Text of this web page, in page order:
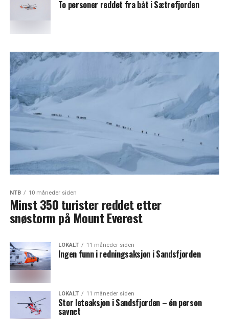
To personer reddet fra båt i Sætrefjorden
NTB 10 måneder siden
Minst 350 turister reddet etter
snøstorm på Mount Everest
LOKALT 11 måneder siden
Ingen funn i redningsaksjon i Sandsfjorden
LOKALT 11 måneder siden
Stor leteaksjon i Sandsfjorden – én person
savnet